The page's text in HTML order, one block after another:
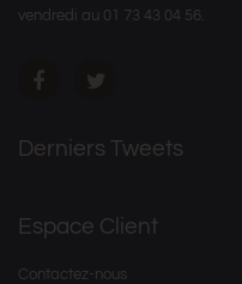
vendredi au 01 73 43 04 56.
Derniers Tweets
Espace Client
Contactez-nous